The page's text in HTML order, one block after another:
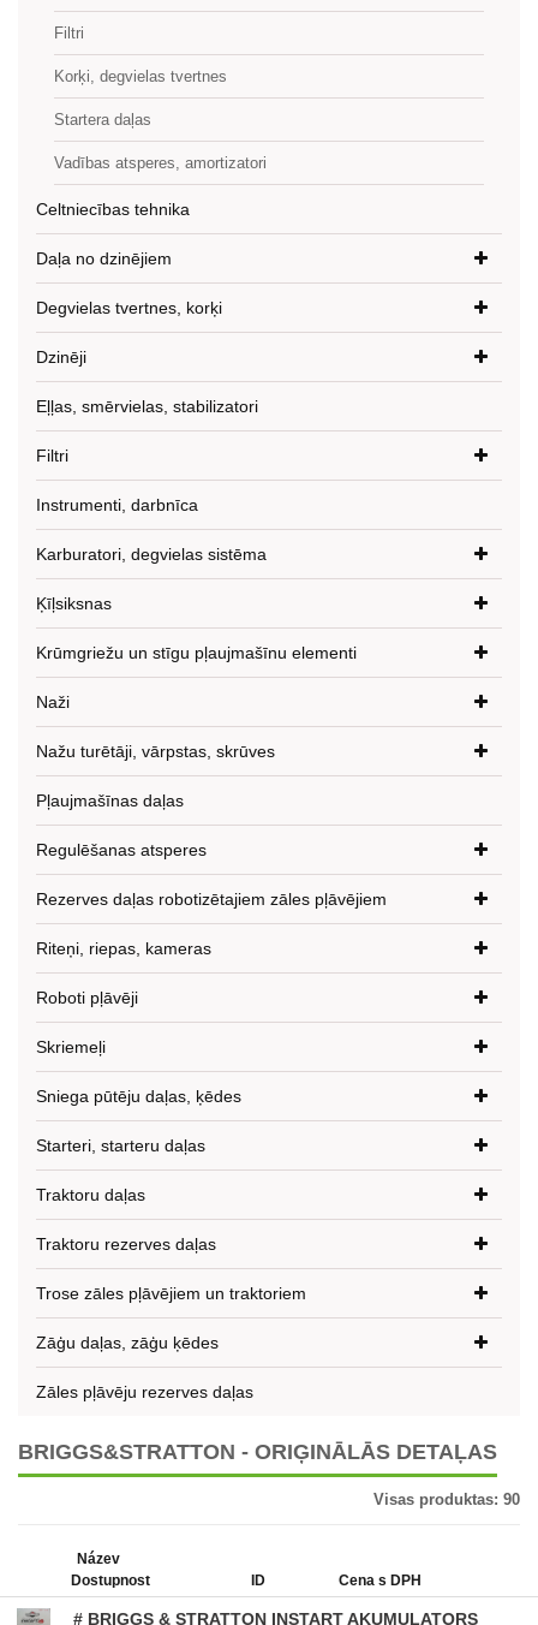
Filtri
Korķi, degvielas tvertnes
Startera daļas
Vadības atsperes, amortizatori
Celtniecības tehnika
Daļa no dzinējiem
Degvielas tvertnes, korķi
Dzinēji
Eļļas, smērvielas, stabilizatori
Filtri
Instrumenti, darbnīca
Karburatori, degvielas sistēma
Ķīļsiksnas
Krūmgriežu un stīgu pļaujmašīnu elementi
Naži
Nažu turētāji, vārpstas, skrūves
Pļaujmašīnas daļas
Regulēšanas atsperes
Rezerves daļas robotizētajiem zāles pļāvējiem
Riteņi, riepas, kameras
Roboti pļāvēji
Skriemeļi
Sniega pūtēju daļas, ķēdes
Starteri, starteru daļas
Traktoru daļas
Traktoru rezerves daļas
Trose zāles pļāvējiem un traktoriem
Zāģu daļas, zāģu ķēdes
Zāles pļāvēju rezerves daļas
BRIGGS&STRATTON - ORIĢINĀLĀS DETAĻAS
Visas produktas: 90
Název
Dostupnost
ID Cena s DPH
# BRIGGS & STRATTON INSTART AKUMULATORS